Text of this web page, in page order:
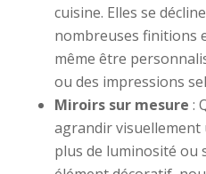
cuisine. Elles se
nombreuses finitions
même être
ou des impressions
Miroirs sur mesure :
agrandir
plus de luminosité ou